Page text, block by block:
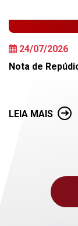
24/07/2026
Nota de
LEIA MAIS